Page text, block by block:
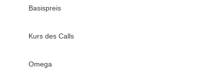
Basispreis
Kurs des Calls
Omega